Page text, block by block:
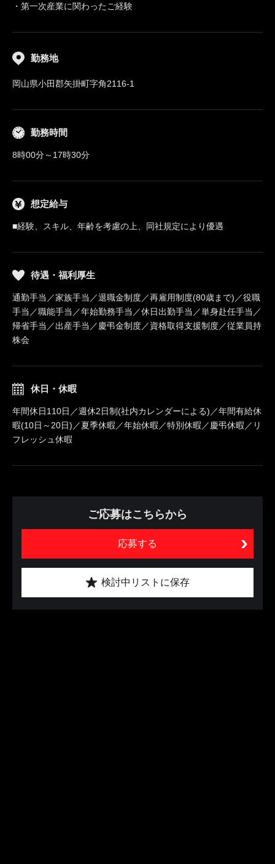
・第一次産業に関わったご経験
勤務地
岡山県小田郡矢掛町字角2116-1
勤務時間
8時00分～17時30分
想定給与
■経験、スキル、年齢を考慮の上、同社規定により優遇
待遇・福利厚生
通勤手当／家族手当／退職金制度／再雇用制度(80歳まで)／役職
手当／職能手当／年始勤務手当／休日出勤手当／単身赴任手当／
帰省手当／出産手当／慶弔金制度／資格取得支援制度／従業員持
株会
休日・休暇
年間休日110日／週休2日制(社内カレンダーによる)／年間有給休
暇(10日～20日)／夏季休暇／年始休暇／特別休暇／慶弔休暇／リ
フレッシュ休暇
ご応募はこちらから
応募する
検討中リストに保存